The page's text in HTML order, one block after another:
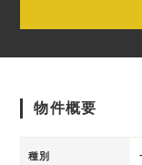
物件概要
種別